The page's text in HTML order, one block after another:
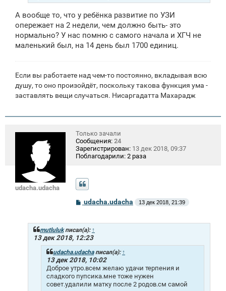
А вообще то, что у ребёнка развитие по УЗИ
опережает на 2 недели, чем должно быть- это
нормально? У нас помню с самого начала и ХГЧ не
маленький был, на 14 день был 1700 единиц.
Если вы работаете над чем-то постоянно, вкладывая всю
душу, то оно произойдёт, поскольку такова функция ума -
заставлять вещи случаться. Нисаргадатта Махарадж
udacha.udacha
Только зачали
Сообщения: 24
Зарегистрирован: 13 дек 2018, 09:37
Поблагодарили: 2 раза
С
б
щ
е
и
е
udacha.udacha 13 дек 2018, 21:39
mutlulukписал(а): ↑
13 дек 2018, 12:23
udacha.udachaписал(а): ↑
13 дек 2018, 10:02
Доброе утро.всем желаю удачи терпения и
сладкого пупсика.мне тоже нужен
совет.удалили матку после 2 родов.см самой